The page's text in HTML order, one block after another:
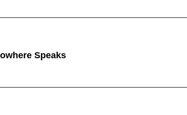
Speaks